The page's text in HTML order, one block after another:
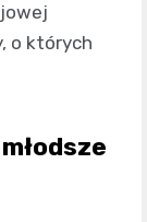
o których